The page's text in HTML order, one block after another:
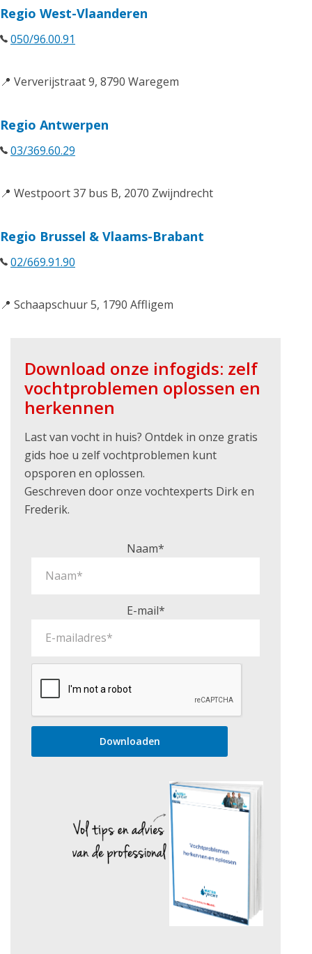
Regio West-Vlaanderen
050/96.00.91
📍 Ververijstraat 9, 8790 Waregem
Regio Antwerpen
03/369.60.29
📍 Westpoort 37 bus B, 2070 Zwijndrecht
Regio Brussel & Vlaams-Brabant
02/669.91.90
📍 Schaapschuur 5, 1790 Affligem
Download onze infogids: zelf
vochtproblemen oplossen en
herkennen
Last van vocht in huis? Ontdek in onze gratis
gids hoe u zelf vochtproblemen kunt
opsporen en oplossen.
Geschreven door onze vochtexperts Dirk en
Frederik.
Naam*
E-mail*